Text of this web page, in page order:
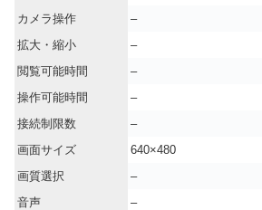
カメラ操作
–
拡大・縮小
–
閲覧可能時間
–
操作可能時間
–
接続制限数
–
画面サイズ
640×480
画質選択
–
音声
–